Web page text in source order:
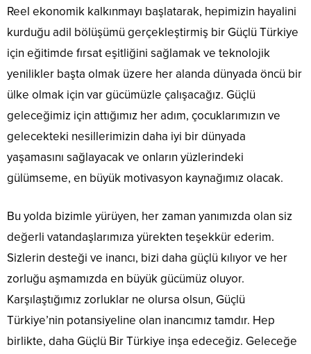
Reel ekonomik kalkınmayı başlatarak, hepimizin hayalini
kurduğu adil bölüşümü gerçekleştirmiş bir Güçlü Türkiye
için eğitimde fırsat eşitliğini sağlamak ve teknolojik
yenilikler başta olmak üzere her alanda dünyada öncü bir
ülke olmak için var gücümüzle çalışacağız. Güçlü
geleceğimiz için attığımız her adım, çocuklarımızın ve
gelecekteki nesillerimizin daha iyi bir dünyada
yaşamasını sağlayacak ve onların yüzlerindeki
gülümseme, en büyük motivasyon kaynağımız olacak.
Bu yolda bizimle yürüyen, her zaman yanımızda olan siz
değerli vatandaşlarımıza yürekten teşekkür ederim.
Sizlerin desteği ve inancı, bizi daha güçlü kılıyor ve her
zorluğu aşmamızda en büyük gücümüz oluyor.
Karşılaştığımız zorluklar ne olursa olsun, Güçlü
Türkiye’nin potansiyeline olan inancımız tamdır. Hep
birlikte, daha Güçlü Bir Türkiye inşa edeceğiz. Geleceğe